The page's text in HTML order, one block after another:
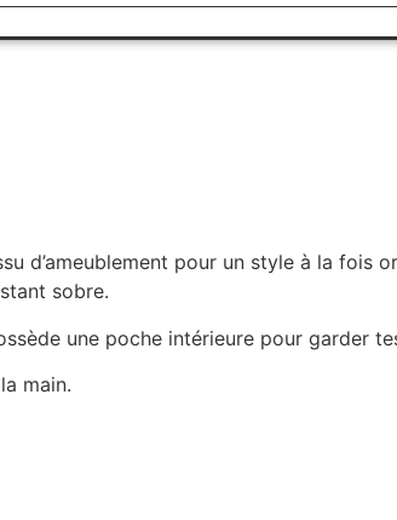
d’ameublement pour un style à la
sobre.
une poche intérieure pour garder
main.